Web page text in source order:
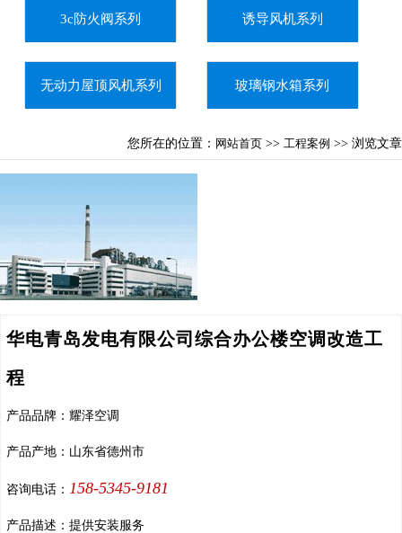
3c防火阀系列 诱导风机系列
无动力屋顶风机系列 玻璃钢水箱系列
您所在的位置： 网站首页 >> 工程案例 >> 浏览文章
华电青岛发电有限公司综合办公楼空调改造工
程
产品品牌：耀泽空调
产品产地：山东省德州市
咨询电话： 158-5345-9181
产品描述：提供安装服务